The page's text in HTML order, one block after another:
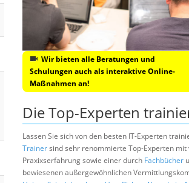
Wir bieten alle Beratungen und
Schulungen auch als interaktive Online-
Maßnahmen an!
Die Top-Experten
Lassen Sie sich von den besten IT-Experten
Trainersind sehr renommierte Top-Experten mit
Praxixserfahrung sowie einer durch Fachbücher
bewiesenen außergewöhnlichen